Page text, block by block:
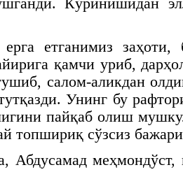
Кўринишидан
етганимиз заҳоти,
қамчи уриб,
салом-аликдан
Унинг бу
пайқаб олиш
топшириқ сўзсиз
Абдусамад